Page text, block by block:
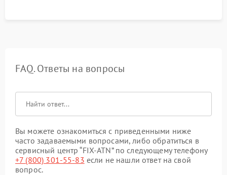
FAQ. Ответы на вопросы
Вы можете ознакомиться с приведенными ниже
часто задаваемыми вопросами, либо обратиться в
сервисный центр “FIX-ATN” по следующему телефону
+7 (800) 301-55-83 если не нашли ответ на свой
вопрос.